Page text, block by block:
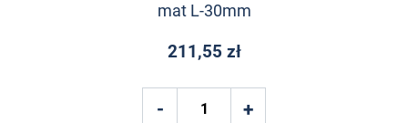
mat L-30mm
211,55 zł